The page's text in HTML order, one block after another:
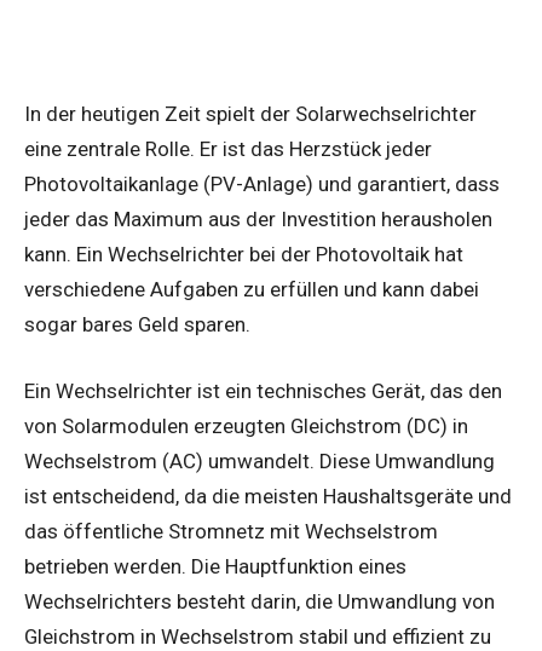
In der heutigen Zeit spielt der Solarwechselrichter
eine zentrale Rolle. Er ist das Herzstück jeder
Photovoltaikanlage (PV-Anlage) und garantiert, dass
jeder das Maximum aus der Investition herausholen
kann. Ein Wechselrichter bei der Photovoltaik hat
verschiedene Aufgaben zu erfüllen und kann dabei
sogar bares Geld sparen.
Ein Wechselrichter ist ein technisches Gerät, das den
von Solarmodulen erzeugten Gleichstrom (DC) in
Wechselstrom (AC) umwandelt. Diese Umwandlung
ist entscheidend, da die meisten Haushaltsgeräte und
das öffentliche Stromnetz mit Wechselstrom
betrieben werden. Die Hauptfunktion eines
Wechselrichters besteht darin, die Umwandlung von
Gleichstrom in Wechselstrom stabil und effizient zu